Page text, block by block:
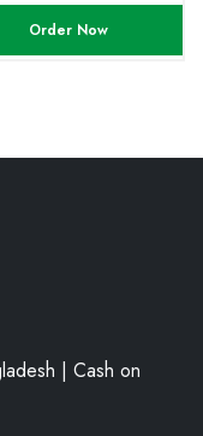
Order Now
| Cash on